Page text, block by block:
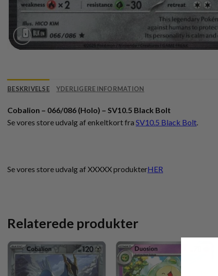
BESKRIVELSE YDERLIGERE INFORMATION
Cobalion – 066/086 (Holo) – SV10.5 Black Bolt
Se vores store udvalg af enkeltkort fra SV10.5 Black Bolt.
Se vores store udvalg af XXXXX produkterHER
Relaterede produkter